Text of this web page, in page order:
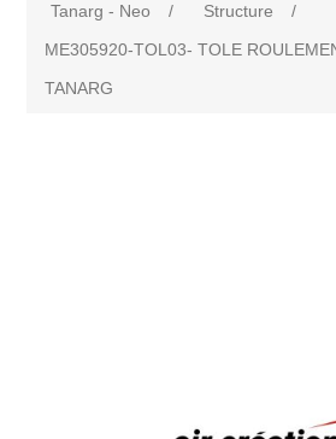
Tanarg - Neo
/ Structure
/
ME305920-TOL03- TOLE
TANARG